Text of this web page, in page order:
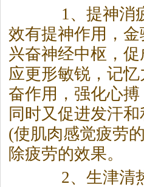
1、提神消疲
效有提神作用，
兴奋神经中枢，
应更形敏锐，记
奋作用，强化心
同时又促进发汗
(使肌肉感觉疲劳
除疲劳的效果。
2、生津清热